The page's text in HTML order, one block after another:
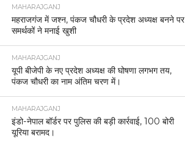
MAHARAJGANJ
महराजगंज में जश्न, पंकज चौधरी के प्रदेश अध्यक्ष बनने पर
समर्थकों ने मनाई खुशी
MAHARAJGANJ
यूपी बीजेपी के नए प्रदेश अध्यक्ष की घोषणा लगभग तय,
पंकज चौधरी का नाम अंतिम चरण में।
MAHARAJGANJ
इंडो-नेपाल बॉर्डर पर पुलिस की बड़ी कार्रवाई, 100 बोरी
यूरिया बरामद।